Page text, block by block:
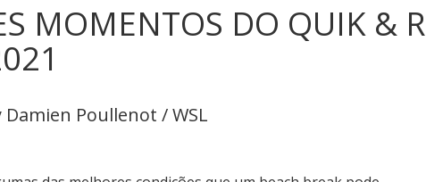
MOMENTOS DO QUIK &
Poullenot / WSL